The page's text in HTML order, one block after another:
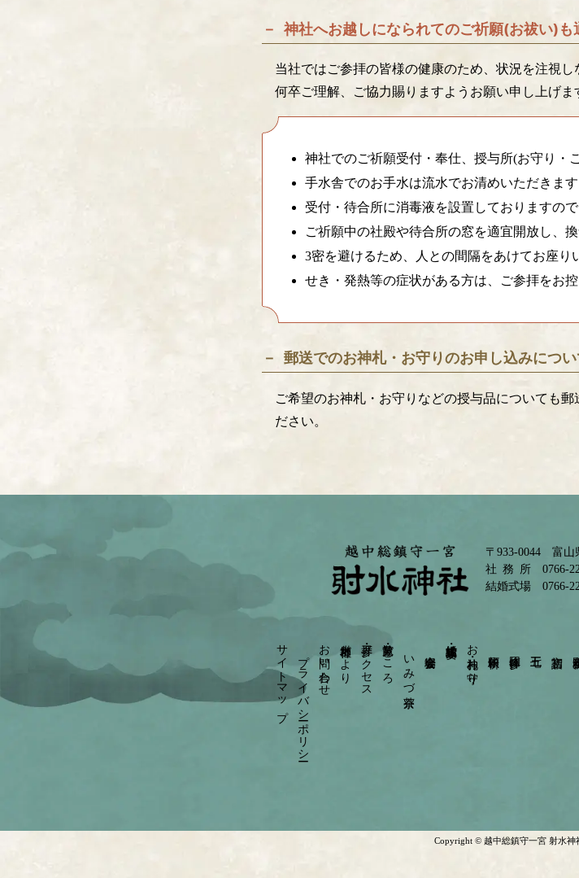
神社へお越しになられてのご祈願(お祓い)
当社ではご参拝の皆様の健康のため、状況を注視
何卒ご理解、ご協力賜りますようお願い申し上げま
神社でのご祈願受付・奉仕、授与所(お守り・
手水舎でのお手水は流水でお清めいただきます
受付・待合所に消毒液を設置しておりますので
ご祈願中の社殿や待合所の窓を適宜開放し、
3密を避けるため、人との間隔をあけてお座り
せき・発熱等の症状がある方は、ご参拝をお控
郵送でのお神札・お守りのお申し込みについ
ご希望のお神札・お守りなどの授与品についても
ださい。
〒933-0044 富山
社務所
0766-
結婚式場
0766-
お神札・お守り
いみづ茶寮
散策・見どころ
参拝・アクセス
射水神社だより
お問い合わせ
プライバシーポリシー
サイトマップ
Copyright © 越中総鎮守一宮 射水神